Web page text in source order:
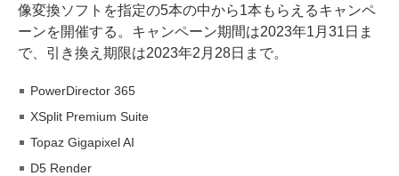
像変換ソフトを指定の5本の中から1本もらえるキャンペ
ーンを開催する。キャンペーン期間は2023年1月31日ま
で、引き換え期限は2023年2月28日まで。
PowerDirector 365
XSplit Premium Suite
Topaz Gigapixel AI
D5 Render